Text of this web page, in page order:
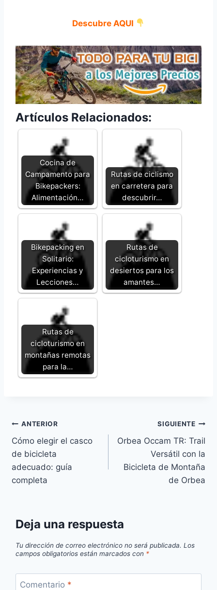
Descubre AQUI
Artículos Relacionados:
Cocina de
Campamento para
Bikepackers:
Alimentación…
Rutas de ciclismo
en carretera para
descubrir…
Bikepacking en
Solitario:
Experiencias y
Lecciones…
Rutas de
cicloturismo en
desiertos para los
amantes…
Rutas de
cicloturismo en
montañas remotas
para la…
Navegación
de
entradas
ANTERIOR
Cómo elegir el casco
de bicicleta
adecuado: guía
completa
SIGUIENTE
Orbea Occam TR: Trail
Versátil con la
Bicicleta de Montaña
de Orbea
Deja una respuesta
Tu dirección de correo electrónico no será publicada. Los
campos obligatorios están marcados con *
Comentario *